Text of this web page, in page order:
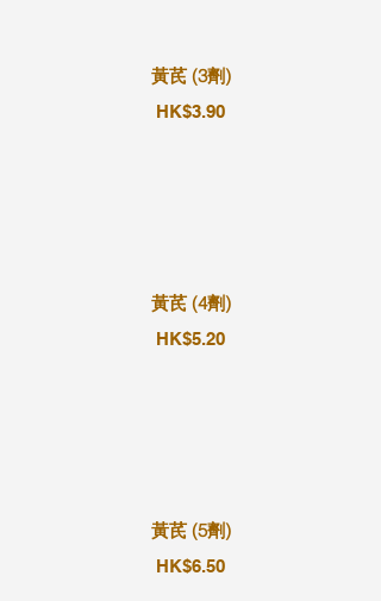
黃芪 (3劑)
HK$3.90
黃芪 (4劑)
HK$5.20
黃芪 (5劑)
HK$6.50